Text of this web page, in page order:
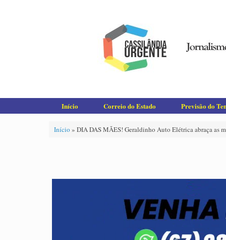
Início Correio do Estado Previsão do
Início » DIA DAS MÃES! Geraldinho Auto Elétrica abraça as